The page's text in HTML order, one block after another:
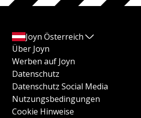
Joyn Österreich
Über Joyn
Werben auf Joyn
Datenschutz
Datenschutz Social Media
Nutzungsbedingungen
Cookie Hinweise